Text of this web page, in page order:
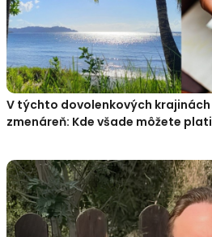
V týchto dovolenkových
zmenáreň: Kde všade môžete